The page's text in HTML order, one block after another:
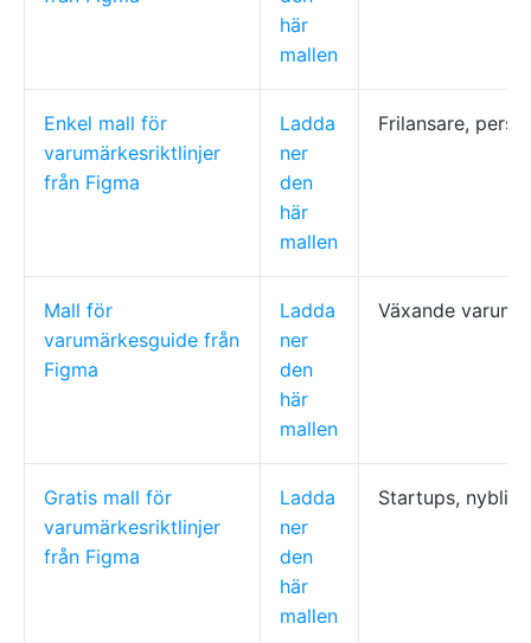
här
mallen
Enkel mall för
varumärkesriktlinjer
från Figma
Ladda
ner
den
här
mallen
Frilansare,
Mall för
varumärkesguide från
Figma
Ladda
ner
den
här
mallen
Växande
Gratis mall för
varumärkesriktlinjer
från Figma
Ladda
ner
den
här
mallen
Startups,